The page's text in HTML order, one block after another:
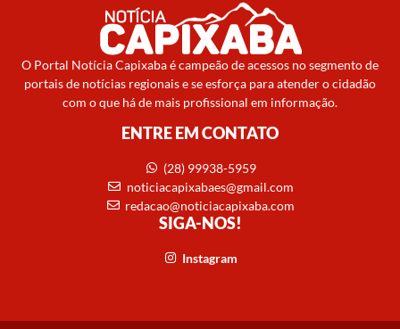
O Portal Notícia Capixaba é campeão de acessos no segmento de
portais de notícias regionais e se esforça para atender o cidadão
com o que há de mais profissional em informação.
ENTRE EM CONTATO
(28) 99938-5959
noticiacapixabaes@gmail.com
redacao@noticiacapixaba.com
SIGA-NOS!
Instagram